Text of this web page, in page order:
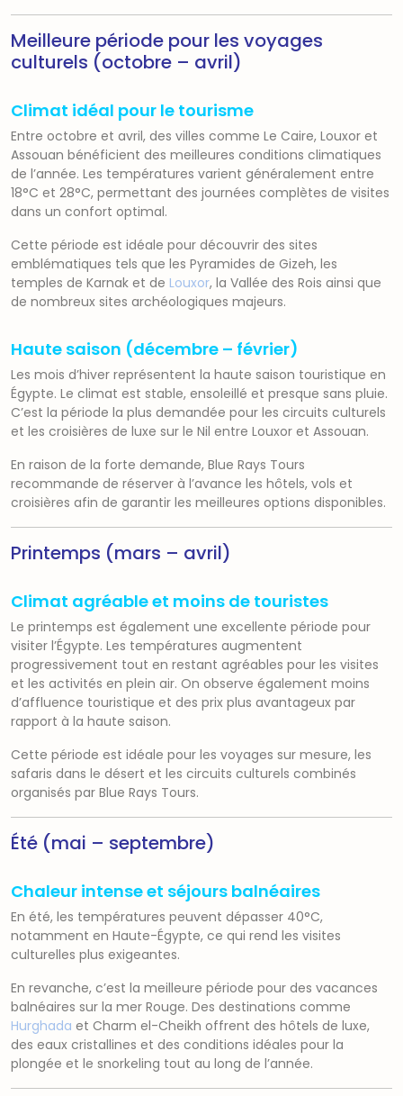
Meilleure période pour les voyages
culturels (octobre – avril)
Climat idéal pour le tourisme
Entre octobre et avril, des villes comme Le Caire, Louxor et
Assouan bénéficient des meilleures conditions climatiques
de l’année. Les températures varient généralement entre
18°C et 28°C, permettant des journées complètes de visites
dans un confort optimal.
Cette période est idéale pour découvrir des sites
emblématiques tels que les Pyramides de Gizeh, les
temples de Karnak et de Louxor, la Vallée des Rois ainsi que
de nombreux sites archéologiques majeurs.
Haute saison (décembre – février)
Les mois d’hiver représentent la haute saison touristique en
Égypte. Le climat est stable, ensoleillé et presque sans pluie.
C’est la période la plus demandée pour les circuits culturels
et les croisières de luxe sur le Nil entre Louxor et Assouan.
En raison de la forte demande, Blue Rays Tours
recommande de réserver à l’avance les hôtels, vols et
croisières afin de garantir les meilleures options disponibles.
Printemps (mars – avril)
Climat agréable et moins de touristes
Le printemps est également une excellente période pour
visiter l’Égypte. Les températures augmentent
progressivement tout en restant agréables pour les visites
et les activités en plein air. On observe également moins
d’affluence touristique et des prix plus avantageux par
rapport à la haute saison.
Cette période est idéale pour les voyages sur mesure, les
safaris dans le désert et les circuits culturels combinés
organisés par Blue Rays Tours.
Été (mai – septembre)
Chaleur intense et séjours balnéaires
En été, les températures peuvent dépasser 40°C,
notamment en Haute-Égypte, ce qui rend les visites
culturelles plus exigeantes.
En revanche, c’est la meilleure période pour des vacances
balnéaires sur la mer Rouge. Des destinations comme
Hurghada et Charm el-Cheikh offrent des hôtels de luxe,
des eaux cristallines et des conditions idéales pour la
plongée et le snorkeling tout au long de l’année.